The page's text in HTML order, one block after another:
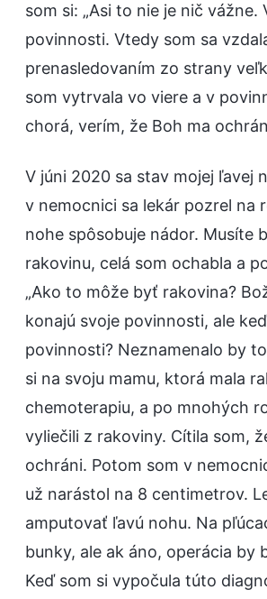
som si: „Asi to nie je nič
povinnosti. Vtedy som sa
prenasledovaním zo strany
som vytrvala vo viere a v
chorá, verím, že Boh ma
V júni 2020 sa stav mojej ľavej
v nemocnici sa lekár pozrel na
nohe spôsobuje nádor. Musíte
rakovinu, celá som ochabla a
„Ako to môže byť rakovina?
konajú svoje povinnosti, ale
povinnosti? Neznamenalo by
si na svoju mamu, ktorá mala
chemoterapiu, a po mnohých
vyliečili z rakoviny. Cítila som,
ochráni. Potom som v
už narástol na 8 centimetrov.
amputovať ľavú nohu. Na
bunky, ale ak áno, operácia
Keď som si vypočula túto